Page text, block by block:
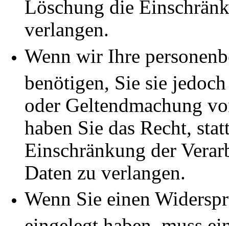
Löschung die
verlangen.
Wenn wir Ihre
benötigen, Sie sie
oder Geltendmachung
haben Sie das Recht,
Einschränkung der
Daten zu verlangen.
Wenn Sie einen